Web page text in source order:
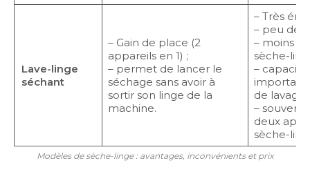
Lave-linge
séchant
– Gain de place (2
appareils en 1) ;
– permet de lancer le
séchage sans avoir à
sortir son linge de la
machine.
– Très
– peu de
– moins
sèche-
–
de lavage ;
– souvent
deux
sèche-
Modèles de sèche-linge : avantages, inconvénients et prix